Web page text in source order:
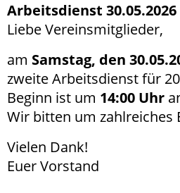
Arbeitsdienst 30.05.2026
Liebe Vereinsmitglieder,
am Samstag, den
zweite Arbeitsdienst für
Beginn ist um 14:00 Uhr
Wir bitten um zahlreiches
Vielen Dank!
Euer Vorstand